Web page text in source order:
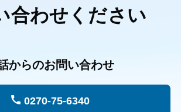
合わせください
からのお問い合わせ
0270-75-6340